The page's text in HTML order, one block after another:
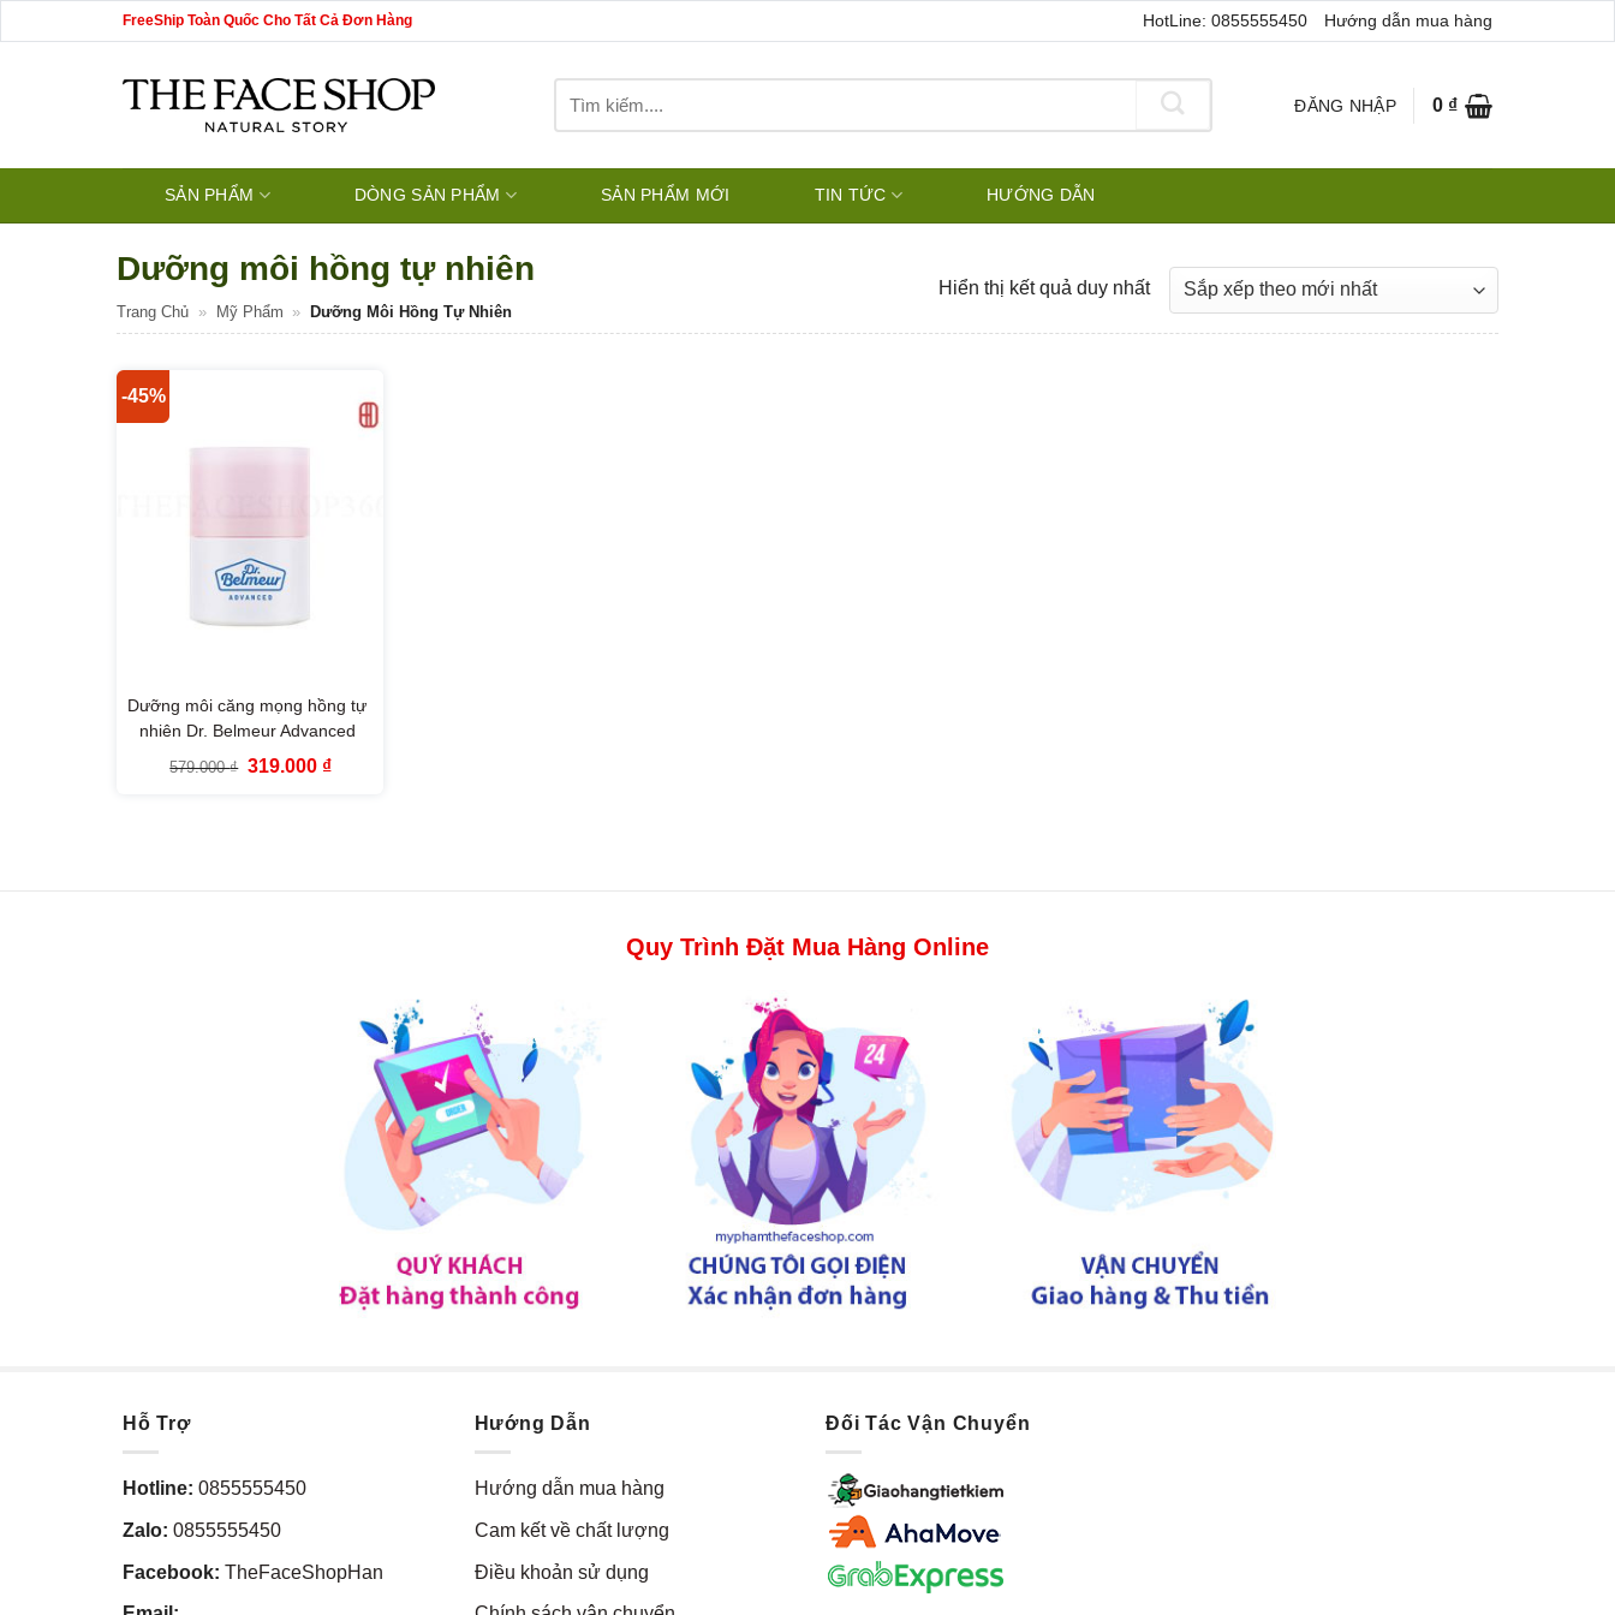
qua
FreeShip Toàn Quốc Cho Tất Cả Đơn Hàng HotLine: 0855555450 Hướng dẫn mua hàng
kiếm:
ĐĂNG NHẬP 0 ₫
SẢN PHẨM DÒNG SẢN PHẨM SẢN PHẨM MỚI TIN TỨC HƯỚNG DẪN
Dưỡng môi hồng tự nhiên
Trang Chủ » Mỹ Phẩm » Dưỡng Môi Hồng Tự Nhiên
Hiển thị kết quả duy nhất
-45%
Dưỡng môi căng mọng hồng tự
nhiên Dr. Belmeur Advanced
Pink Lipcerin 15ml
579.000₫ Giá
319.000 ₫Giá
Quy Trình Đặt Mua Hàng Online
Hỗ Trợ
Hotline: 0855555450
Zalo: 0855555450
Facebook: TheFaceShopHan
Hướng Dẫn
Hướng dẫn mua hàng
Cam kết về chất lượng
Điều khoản sử dụng
Đối Tác Vận Chuyển